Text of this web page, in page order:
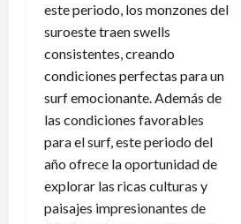
este periodo, los monzones del
suroeste traen swells
consistentes, creando
condiciones perfectas para un
surf emocionante. Además de
las condiciones favorables
para el surf, este periodo del
año ofrece la oportunidad de
explorar las ricas culturas y
paisajes impresionantes de